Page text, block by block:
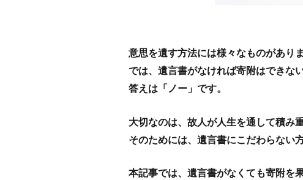
意思を遺す方法には様々なものがあり
では、遺言書がなければ寄附はできな
答えは「ノー」です。
大切なのは、故人が人生を通して積み
そのためには、遺言書にこだわらない
本記事では、遺言書がなくても寄附を